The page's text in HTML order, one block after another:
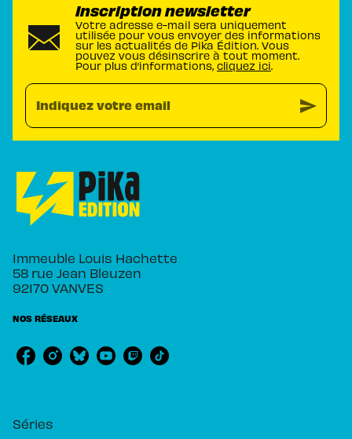
Inscription newsletter
Votre adresse e-mail sera uniquement
utilisée pour vous envoyer des informations
sur les actualités de Pika Édition. Vous
pouvez vous désinscrire à tout moment.
Pour plus d’informations, cliquez ici.
Indiquez votre email send
Immeuble Louis Hachette
58 rue Jean Bleuzen
92170 VANVES
NOS RÉSEAUX
Séries